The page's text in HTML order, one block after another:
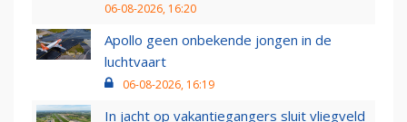
06-08-2026, 16:20
Apollo geen onbekende jongen in de
luchtvaart
06-08-2026, 16:19
In jacht op vakantiegangers sluit vliegveld